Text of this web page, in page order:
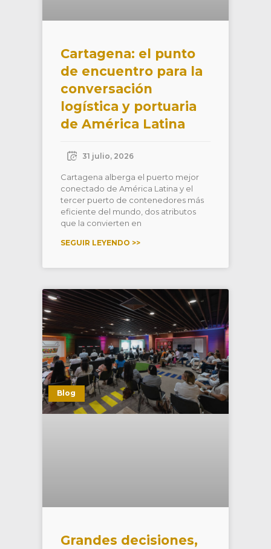
Cartagena: el punto
de encuentro para la
conversación
logística y portuaria
de América Latina
31 julio, 2026
Cartagena alberga el puerto mejor
conectado de América Latina y el
tercer puerto de contenedores más
eficiente del mundo, dos atributos
que la convierten en
SEGUIR LEYENDO >>
Blog
Grandes decisiones,